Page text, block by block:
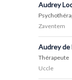
Audrey
Zaventem
Audrey de
Thérapeute
Uccle